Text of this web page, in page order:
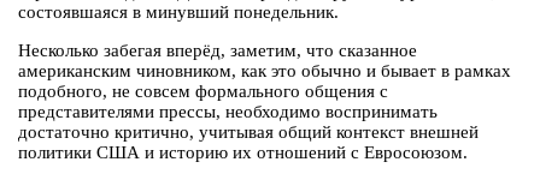
состоявшаяся в минувший понедельник.
Несколько забегая вперёд, заметим, что сказанное
американским чиновником, как это обычно и бывает в рамках
подобного, не совсем формального общения с
представителями прессы, необходимо воспринимать
достаточно критично, учитывая общий контекст внешней
политики США и историю их отношений с Евросоюзом.